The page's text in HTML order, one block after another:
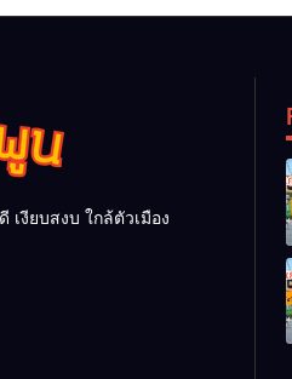
งียบสงบ ใกล้ตัวเมือง